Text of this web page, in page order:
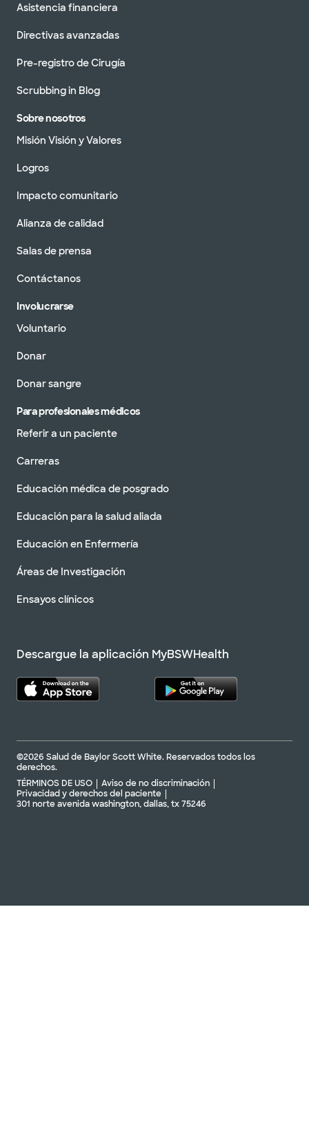
Asistencia financiera
Directivas avanzadas
Pre-registro de Cirugía
Scrubbing in Blog
Sobre nosotros
Misión Visión y Valores
Logros
Impacto comunitario
Alianza de calidad
Salas de prensa
Contáctanos
Involucrarse
Voluntario
Donar
Donar sangre
Para profesionales médicos
Referir a un paciente
Carreras
Educación médica de posgrado
Educación para la salud aliada
Educación en Enfermería
Áreas de Investigación
Ensayos clínicos
Descargue la aplicación MyBSWHealth
©2026 Salud de Baylor Scott White. Reservados todos los
derechos.
TÉRMINOS DE USO
Aviso de no discriminación
Privacidad y derechos del paciente
301 norte avenida washington, dallas, tx 75246